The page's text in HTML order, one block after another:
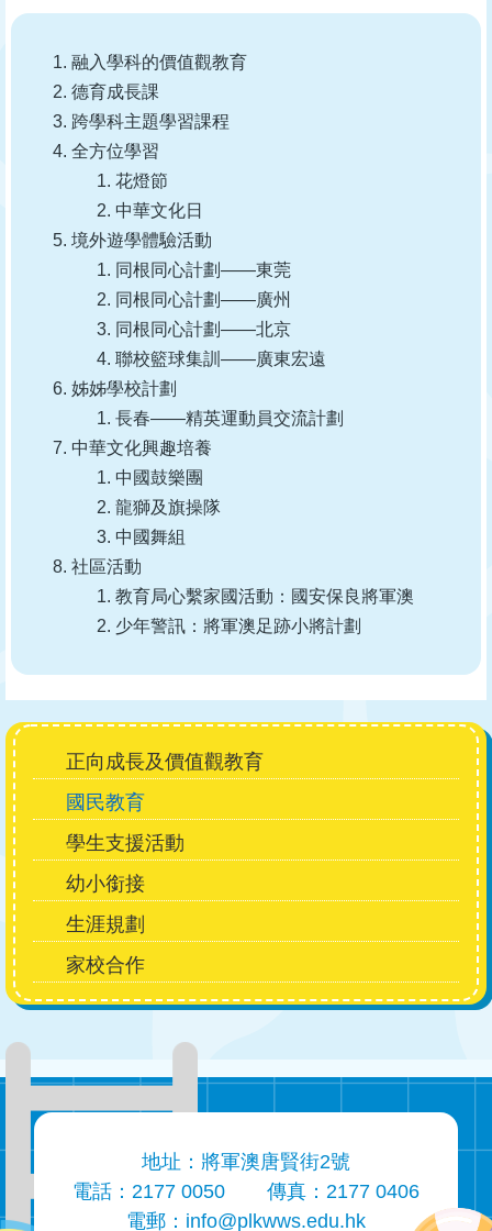
融入學科的價值觀教育
德育成長課
跨學科主題學習課程
全方位學習
花燈節
中華文化日
境外遊學體驗活動
同根同心計劃——東莞
同根同心計劃——廣州
同根同心計劃——北京
聯校籃球集訓——廣東宏遠
姊姊學校計劃
長春——精英運動員交流計劃
中華文化興趣培養
中國鼓樂團
龍獅及旗操隊
中國舞組
社區活動
教育局心繫家國活動：國安保良將軍澳
少年警訊：將軍澳足跡小將計劃
Main
navigation
正向成長及價值觀教育
國民教育
學生支援活動
幼小銜接
生涯規劃
家校合作
地址：將軍澳唐賢街2號
電話：2177 0050
傳真：2177 0406
電郵： info@plkwws.edu.hk